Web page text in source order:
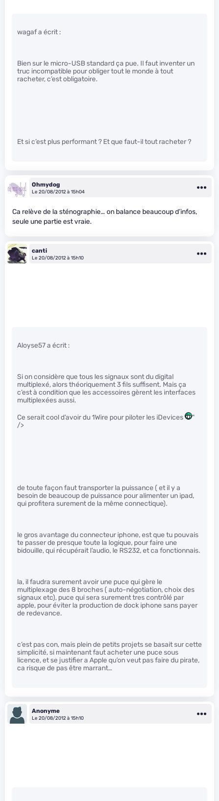
wagaf a écrit :
Bien sur le micro-USB standard ça pue. Il faut inventer un
truc incompatible pour obliger tout le monde à tout
racheter, c’est obligatoire.
Et si c’est plus performant ? Et que faut-il tout racheter ?
Ohmydog
Le 20/08/2012 à 15h04
Ca relève de la sténographie… on balance beaucoup d’infos,
seule une partie est vraie.
canti
Le 20/08/2012 à 15h10
Aloyse57 a écrit :
Si on considère que tous les signaux sont du digital
multiplexé, alors théoriquement 3 fils suffisent. Mais ça
c’est à condition que les accessoires gèrent les interfaces
multiplexées aussi.
Ce serait cool d’avoir du 1Wire pour piloter les iDevices
"
/>
de toute façon faut transporter la puissance ( et il y a
besoin de beaucoup de puissance pour alimenter un ipad,
qui profitera surement de la même connectique).
le gros avantage du connecteur iphone, est que tu pouvais
te passer de presque toute la logique, pour faire une
bidouille, qui récupérait l’audio, le RS232, et ca fonctionnais.
la, il faudra surement avoir une puce qui gère le
multiplexage des 8 broches ( auto-négotiation, choix des
signaux etc), puce qui sera surement tres contrôlé par
apple, pour éviter la production de dock iphone sans payer
de redevance.
c’est pas con, mais plein de petits projets se basait sur cette
simplicité, si maintenant faut acheter une puce sous
licence, et se justifier a Apple qu’on veut pas faire du pirate,
ca risque de pas être marrant…
Anonyme
Le 20/08/2012 à 15h10